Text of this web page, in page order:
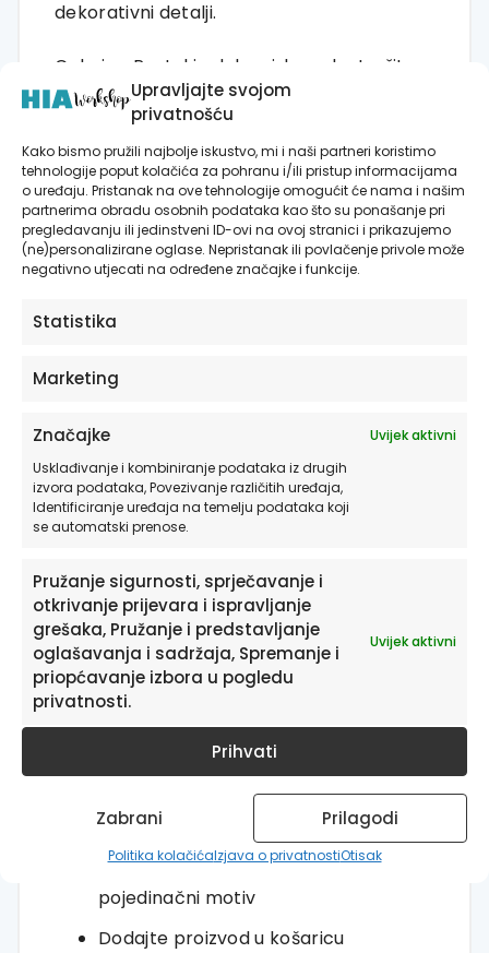
Upravljajte svojom
privatnošću
Kako bismo pružili najbolje iskustvo, mi i naši partneri koristimo
tehnologije poput kolačića za pohranu i/ili pristup informacijama
o uređaju. Pristanak na ove tehnologije omogućit će nama i našim
partnerima obradu osobnih podataka kao što su ponašanje pri
pregledavanju ili jedinstveni ID-ovi na ovoj stranici i prikazujemo
(ne)personalizirane oglase. Nepristanak ili povlačenje privole može
negativno utjecati na određene značajke i funkcije.
Statistika
Marketing
Značajke
Uvijek aktivni
Usklađivanje i kombiniranje podataka iz drugih
izvora podataka, Povezivanje različitih uređaja,
Identificiranje uređaja na temelju podataka koji
se automatski prenose.
Pružanje sigurnosti, sprječavanje i
otkrivanje prijevara i ispravljanje
grešaka, Pružanje i predstavljanje
oglašavanja i sadržaja, Spremanje i
priopćavanje izbora u pogledu
privatnosti.
Uvijek aktivni
Prihvati
Zabrani Prilagodi
Politika kolačićaIzjava o privatnostiOtisak
dekorativni detalji.
Calming Pastel je dobar izbor ako tražite
zidne dekoracije koje neće dominirati
prostorom, ali će mu dati završni, skladan i
nježan dojam. Set je dostupan u dvije
izvedbe: posteri na platnu bez okvira ili
slike na platnu spremne za postavljanje na
zid.
Kako ovaj set mijenja prostor?
Unosi mir, lakoću i nježan vizualni
Lijepo povezuje pastelne, bijele i tople
Dobro funkcionira iznad sofe,
kreveta, komode, radnog stola ili u
hodniku
zaokruženu cjelinu bez dodatnog
kombiniranja
Pojedinačni motivi mogu se koristiti i
samostalno u manjim prostorima
Kako naručiti?
Odaberite željenu dimenziju
Odaberite izvedbu: posteri na platnu
ili slike na platnu
Odaberite komplet od 3 slike ili
pojedinačni motiv
Dodajte proizvod u košaricu